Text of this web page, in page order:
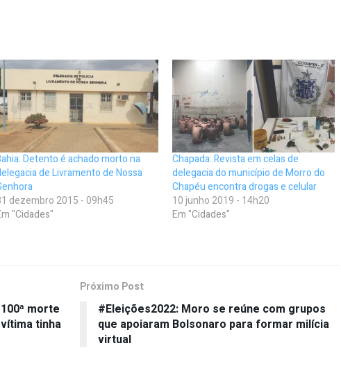
Detento é achado morto na
de Livramento de Nossa
dezembro 2015 - 09h45
"Cidades"
Chapada: Revista em celas de
delegacia do município de Morro do
Chapéu encontra drogas e celular
10 junho 2019 - 14h20
Em "Cidades"
morte
tinha
Próximo Post
#Eleições2022: Moro se reúne com grupos
que apoiaram Bolsonaro para formar milícia
virtual